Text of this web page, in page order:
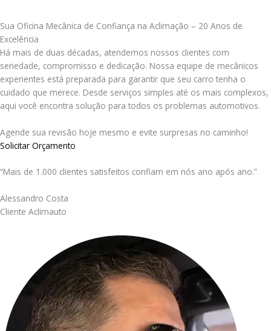
Sua Oficina Mecânica de Confiança na Aclimação – 20 Anos de
Excelência
Há mais de duas décadas, atendemos nossos clientes com
seriedade, compromisso e dedicação. Nossa equipe de mecânicos
experientes está preparada para garantir que seu carro tenha o
cuidado que merece. Desde serviços simples até os mais complexos,
aqui você encontra solução para todos os problemas automotivos.
Agende sua revisão hoje mesmo e evite surpresas no caminho!
Solicitar Orçamento
“Mais de 1.000 clientes satisfeitos confiam em nós ano após ano.”
Alessandro Costa
Cliente Aclimauto